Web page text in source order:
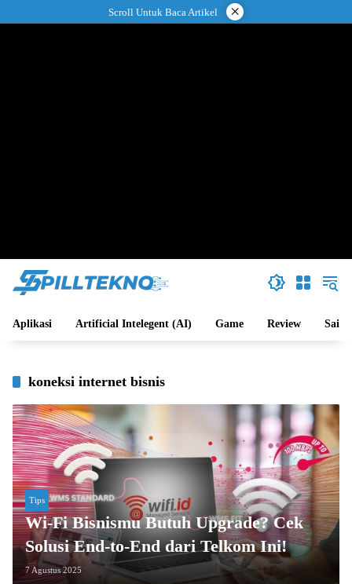
ke
Scroll Untuk Baca Artikel ×
Aplikasi Artificial Intelegent (AI) Game Review Sains
koneksi internet bisnis
Tips
Wi-Fi Bisnismu Butuh Upgrade? Cek
Solusi End-to-End dari Telkom Ini!
7 Agustus 2025